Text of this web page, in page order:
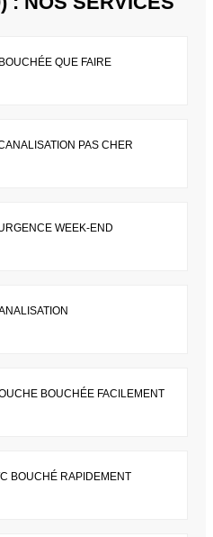
QUE FAIRE
PAS CHER
WEEK-END
BOUCHÉE FACILEMENT
BOUCHÉ RAPIDEMENT